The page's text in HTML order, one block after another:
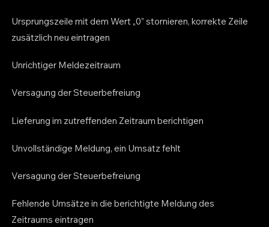
Ursprungszeile mit dem Wert „0” stornieren, korrekte Zeile
zusätzlich neu eintragen
Unrichtiger Meldezeitraum
Versagung der Steuerbefreiung
Lieferung im zutreffenden Zeitraum berichtigen
Unvollständige Meldung, ein Umsatz fehlt
Versagung der Steuerbefreiung
Fehlende Umsätze in die berichtigte Meldung des
Zeitraums eintragen